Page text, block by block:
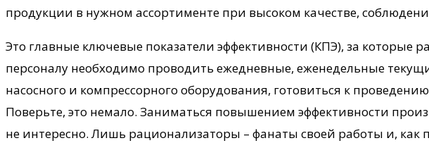
продукции в нужном ассортименте при высоком качестве,
Это главные ключевые показатели эффективности (КПЭ), за
персоналу необходимо проводить ежедневные, еженедельные
насосного и компрессорного оборудования, готовиться к
Поверьте, это немало. Заниматься повышением эффективности
не интересно. Лишь рационализаторы – фанаты своей работы и,